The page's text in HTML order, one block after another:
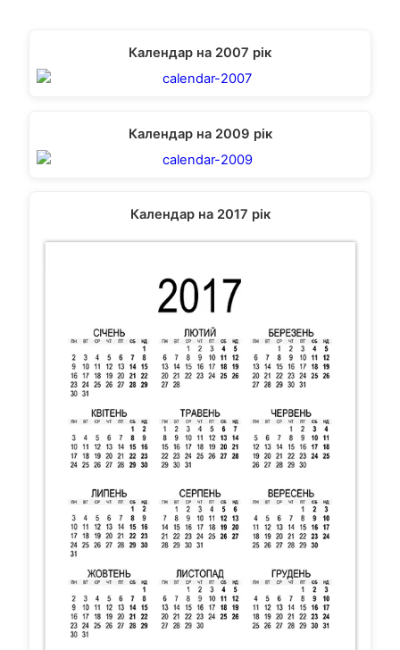
Календар на 2007 рік
Календар на 2009 рік
Календар на 2017 рік